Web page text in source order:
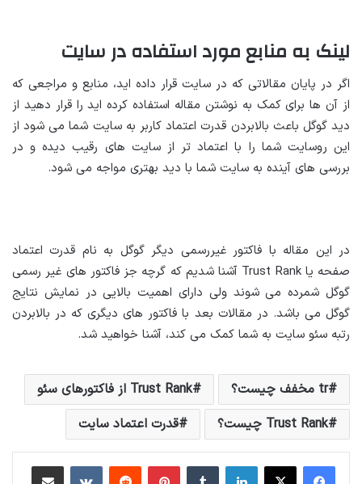
لینک به منابع مورد استفاده در سایت
اگر در پایان مقالاتی که در سایت قرار داده اید، منابع و مراجعی که
از آن ها برای کمک به نوشتن مقاله استفاده کرده اید را قرار دهید از
دید گوگل باعث بالابردن قدرت اعتماد کاربر به سایت شما می شود از
این روسایت شما را با اعتماد تر از سایت های رقیب دیده و در
بررسی های آینده به سایت شما با دید بهتری مواجه می شود.
در این مقاله با فاکتور غیررسمی دیگر گوگل به نام قدرت اعتماد
صفحه یا Trust Rank آشنا شدیم که گرچه جز فاکتور های غیر رسمی
گوگل شمرده می شوند ولی دارای اهمیت بالایی در نمایش نتایج
گوگل می باشد. در مقالات بعد با فاکتور های دیگری که در بالابردن
رتبه سئو سایت به شما کمک می کند، آشنا خواهید شد.
tr مخفف چیست؟
Trust Rank از فاکتورهای سئو
Trust Rank چیست؟
قدرت اعتماد سایت
لینکداینتامبلر پینتریستReddit
VKontakteاشتراک گذاری با ایمیل